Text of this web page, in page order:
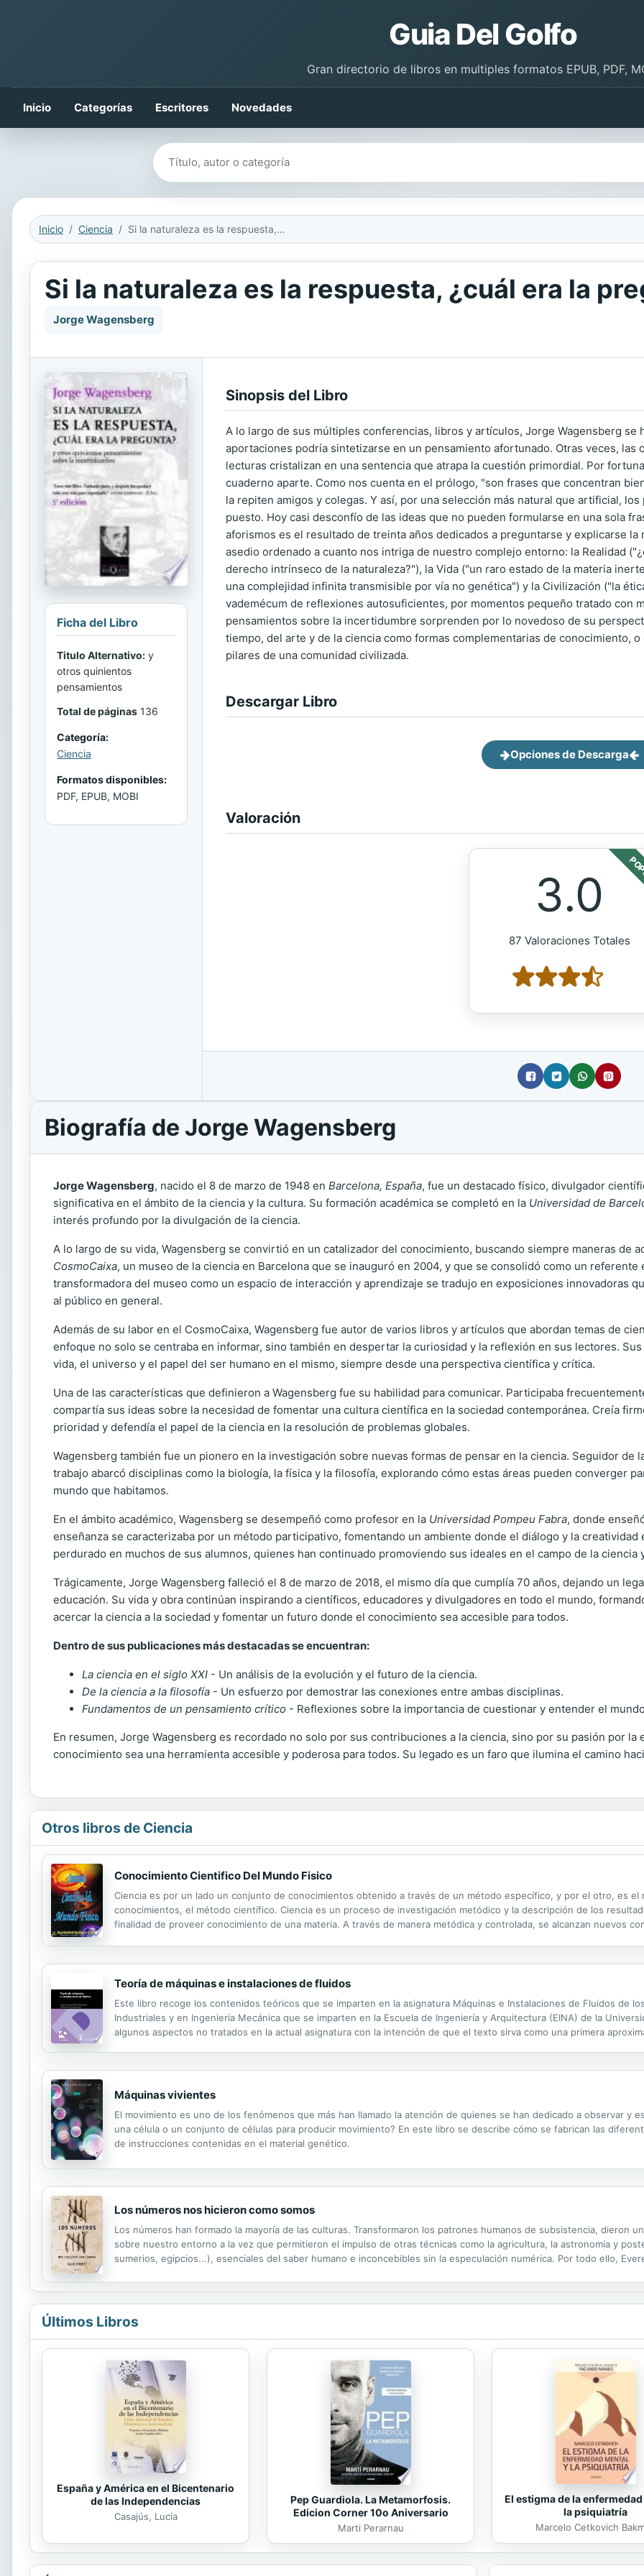
Guia Del Golfo
Gran directorio de libros en multiples formatos EPUB, PDF,
Inicio Categorías Escritores Novedades
Buscar libros
Inicio Ciencia Si la naturaleza es la respuesta, ¿cuál era la pregunta?
Si la naturaleza es la respuesta, ¿cuál era la
Jorge Wagensberg
Ficha del Libro
Titulo Alternativo: y
otros quinientos
pensamientos
Total de páginas 136
Categoría:
Ciencia
Formatos disponibles:
PDF, EPUB, MOBI
Sinopsis del Libro
A lo largo de sus múltiples conferencias, libros y artículos, Jorge Wagensberg se
aportaciones podría sintetizarse en un pensamiento afortunado. Otras veces, las
lecturas cristalizan en una sentencia que atrapa la cuestión primordial. Por
cuaderno aparte. Como nos cuenta en el prólogo, "son frases que concentran
la repiten amigos y colegas. Y así, por una selección más natural que artificial,
puesto. Hoy casi desconfío de las ideas que no pueden formularse en una sola
aforismos es el resultado de treinta años dedicados a preguntarse y explicarse
asedio ordenado a cuanto nos intriga de nuestro complejo entorno: la Realidad
derecho intrínseco de la naturaleza?"), la Vida ("un raro estado de la materia
una complejidad infinita transmisible por vía no genética") y la Civilización ("la
vademécum de reflexiones autosuficientes, por momentos pequeño tratado con
pensamientos sobre la incertidumbre sorprenden por lo novedoso de su
tiempo, del arte y de la ciencia como formas complementarias de conocimiento,
pilares de una comunidad civilizada.
Descargar Libro
Opciones de Descarga
Valoración
3.0
87 Valoraciones Totales
Biografía de Jorge Wagensberg
Jorge Wagensberg, nacido el 8 de marzo de 1948 en Barcelona, España, fue un destacado físico, divulgador
significativa en el ámbito de la ciencia y la cultura. Su formación académica se completó en la Universidad de
interés profundo por la divulgación de la ciencia.
A lo largo de su vida, Wagensberg se convirtió en un catalizador del conocimiento, buscando siempre maneras de
CosmoCaixa, un museo de la ciencia en Barcelona que se inauguró en 2004, y que se consolidó como un
transformadora del museo como un espacio de interacción y aprendizaje se tradujo en exposiciones innovadoras
al público en general.
Además de su labor en el CosmoCaixa, Wagensberg fue autor de varios libros y artículos que abordan temas de
enfoque no solo se centraba en informar, sino también en despertar la curiosidad y la reflexión en sus lectores.
vida, el universo y el papel del ser humano en el mismo, siempre desde una perspectiva científica y crítica.
Una de las características que definieron a Wagensberg fue su habilidad para comunicar. Participaba
compartía sus ideas sobre la necesidad de fomentar una cultura científica en la sociedad contemporánea. Creía
prioridad y defendía el papel de la ciencia en la resolución de problemas globales.
Wagensberg también fue un pionero en la investigación sobre nuevas formas de pensar en la ciencia. Seguidor
trabajo abarcó disciplinas como la biología, la física y la filosofía, explorando cómo estas áreas pueden converger
mundo que habitamos.
En el ámbito académico, Wagensberg se desempeñó como profesor en la Universidad Pompeu Fabra, donde
enseñanza se caracterizaba por un método participativo, fomentando un ambiente donde el diálogo y la
perdurado en muchos de sus alumnos, quienes han continuado promoviendo sus ideales en el campo de la ciencia
Trágicamente, Jorge Wagensberg falleció el 8 de marzo de 2018, el mismo día que cumplía 70 años, dejando un
educación. Su vida y obra continúan inspirando a científicos, educadores y divulgadores en todo el mundo,
acercar la ciencia a la sociedad y fomentar un futuro donde el conocimiento sea accesible para todos.
Dentro de sus publicaciones más destacadas se encuentran:
La ciencia en el siglo XXI - Un análisis de la evolución y el futuro de la ciencia.
De la ciencia a la filosofía - Un esfuerzo por demostrar las conexiones entre ambas disciplinas.
Fundamentos de un pensamiento crítico - Reflexiones sobre la importancia de cuestionar y entender el
En resumen, Jorge Wagensberg es recordado no solo por sus contribuciones a la ciencia, sino por su pasión por
conocimiento sea una herramienta accesible y poderosa para todos. Su legado es un faro que ilumina el camino
Otros libros de Ciencia
Conocimiento Cientifico Del Mundo Fisico
Ciencia es por un lado un conjunto de conocimientos obtenido a través de un método específico, y por el otro, es
conocimientos, el método científico. Ciencia es un proceso de investigación metódico y la descripción de los
finalidad de proveer conocimiento de una materia. A través de manera metódica y controlada, se alcanzan nuevos
Teoría de máquinas e instalaciones de fluidos
Este libro recoge los contenidos teóricos que se imparten en la asignatura Máquinas e Instalaciones de Fluidos de
Industriales y en Ingeniería Mecánica que se imparten en la Escuela de Ingeniería y Arquitectura (EINA) de la
algunos aspectos no tratados en la actual asignatura con la intención de que el texto sirva como una primera
Máquinas vivientes
El movimiento es uno de los fenómenos que más han llamado la atención de quienes se han dedicado a observar y
una célula o un conjunto de células para producir movimiento? En este libro se describe cómo se fabrican las
de instrucciones contenidas en el material genético.
Los números nos hicieron como somos
Los números han formado la mayoría de las culturas. Transformaron los patrones humanos de subsistencia, dieron
sobre nuestro entorno a la vez que permitieron el impulso de otras técnicas como la agricultura, la astronomía y
sumerios, egipcios...), esenciales del saber humano e inconcebibles sin la especulación numérica. Por todo ello,
Últimos Libros
España y América en el Bicentenario
de las Independencias
Casajús, Lucía
Pep Guardiola. La Metamorfosis.
Edicion Corner 10o Aniversario
Marti Perarnau
El estigma de la
la psiquiatría
Marcelo Cetkovich